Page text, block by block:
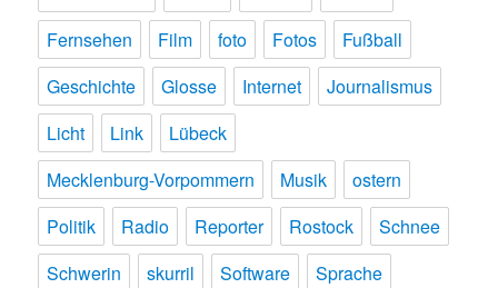
Fernsehen
Film foto Fotos
Fußball
Geschichte
Glosse Internet
Journalismus
Licht
Link
Lübeck
Mecklenburg-Vorpommern
Musik
ostern
Politik
Radio Reporter Rostock
Schnee
Schwerin
skurril Software
Sprache